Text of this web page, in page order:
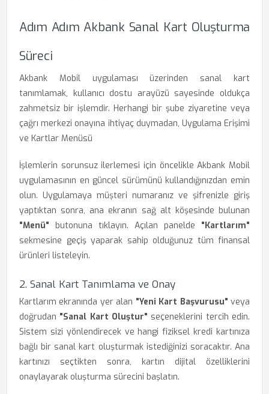
Adım Adım Akbank Sanal Kart Oluşturma
Süreci
Akbank Mobil uygulaması üzerinden sanal kart
tanımlamak, kullanıcı dostu arayüzü sayesinde oldukça
zahmetsiz bir işlemdir. Herhangi bir şube ziyaretine veya
çağrı merkezi onayına ihtiyaç duymadan, Uygulama Erişimi
ve Kartlar Menüsü
İşlemlerin sorunsuz ilerlemesi için öncelikle Akbank Mobil
uygulamasının en güncel sürümünü kullandığınızdan emin
olun. Uygulamaya müşteri numaranız ve şifrenizle giriş
yaptıktan sonra, ana ekranın sağ alt köşesinde bulunan
"Menü" butonuna tıklayın. Açılan panelde "Kartlarım"
sekmesine geçiş yaparak sahip olduğunuz tüm finansal
ürünleri listeleyin.
2. Sanal Kart Tanımlama ve Onay
Kartlarım ekranında yer alan "Yeni Kart Başvurusu" veya
doğrudan "Sanal Kart Oluştur" seçeneklerini tercih edin.
Sistem sizi yönlendirecek ve hangi fiziksel kredi kartınıza
bağlı bir sanal kart oluşturmak istediğinizi soracaktır. Ana
kartınızı seçtikten sonra, kartın dijital özelliklerini
onaylayarak oluşturma sürecini başlatın.